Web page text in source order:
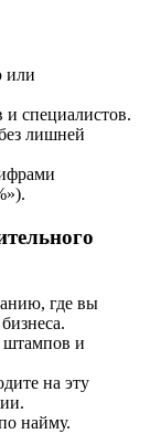
или
специалистов.
лишней
где вы
штампов и
на эту
найму.